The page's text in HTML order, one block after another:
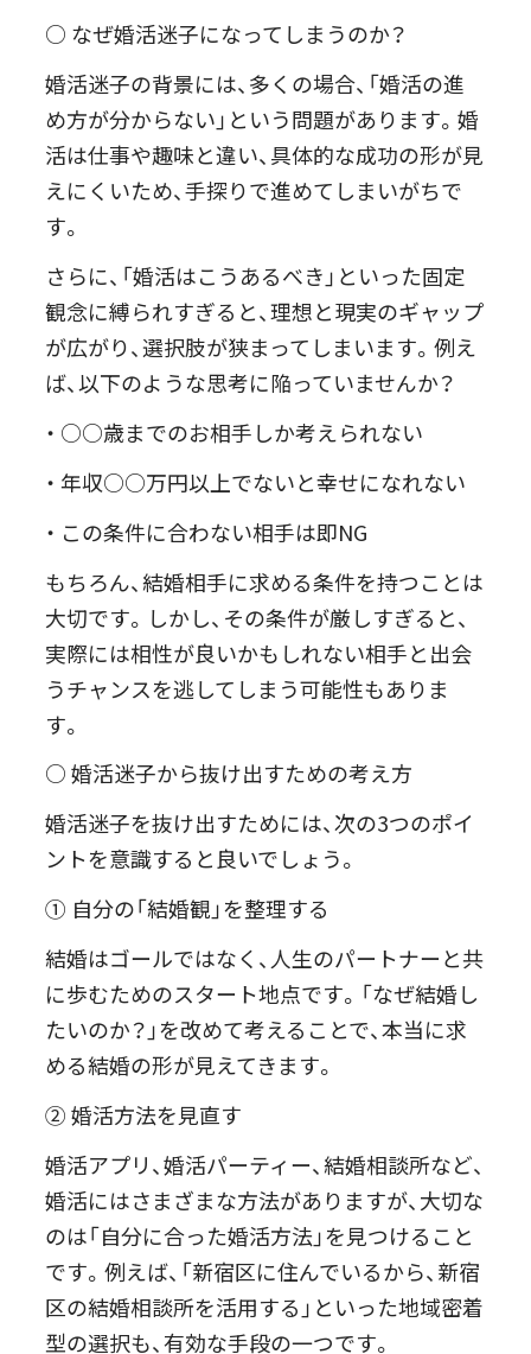
○ なぜ婚活迷子になってしまうのか？
婚活迷子の背景には、多くの場合、「婚活の進
め方が分からない」という問題があります。婚
活は仕事や趣味と違い、具体的な成功の形が見
えにくいため、手探りで進めてしまいがちで
す。
さらに、「婚活はこうあるべき」といった固定
観念に縛られすぎると、理想と現実のギャップ
が広がり、選択肢が狭まってしまいます。例え
ば、以下のような思考に陥っていませんか？
・ ○○歳までのお相手しか考えられない
・ 年収○○万円以上でないと幸せになれない
・ この条件に合わない相手は即NG
もちろん、結婚相手に求める条件を持つことは
大切です。しかし、その条件が厳しすぎると、
実際には相性が良いかもしれない相手と出会
うチャンスを逃してしまう可能性もありま
す。
○ 婚活迷子から抜け出すための考え方
婚活迷子を抜け出すためには、次の3つのポイ
ントを意識すると良いでしょう。
① 自分の「結婚観」を整理する
結婚はゴールではなく、人生のパートナーと共
に歩むためのスタート地点です。「なぜ結婚し
たいのか？」を改めて考えることで、本当に求
める結婚の形が見えてきます。
② 婚活方法を見直す
婚活アプリ、婚活パーティー、結婚相談所など、
婚活にはさまざまな方法がありますが、大切な
のは「自分に合った婚活方法」を見つけること
です。例えば、「新宿区に住んでいるから、新宿
区の結婚相談所を活用する」といった地域密着
型の選択も、有効な手段の一つです。